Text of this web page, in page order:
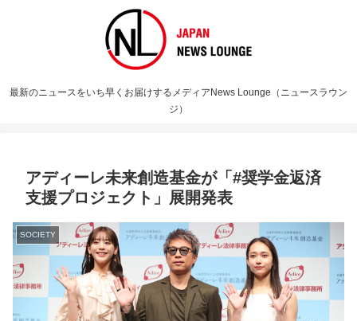
最新のニュースをいち早くお届けするメディアNews Lounge（ニュースラウン
ジ）
アディーレ未来創造基金が「#奨学金返済
支援プロジェクト」展開発表
SOCIETY